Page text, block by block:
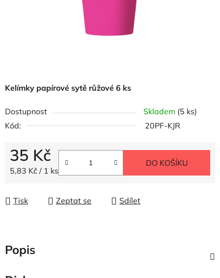
Kelímky papírové sytě růžové 6 ks
Dostupnost Skladem (5 ks)
Kód:
20PF-KJR
35 Kč
Měrná cena:
5,83 Kč / 1 ks
DO KOŠÍKU
Tisk Zeptat se Sdílet
Popis